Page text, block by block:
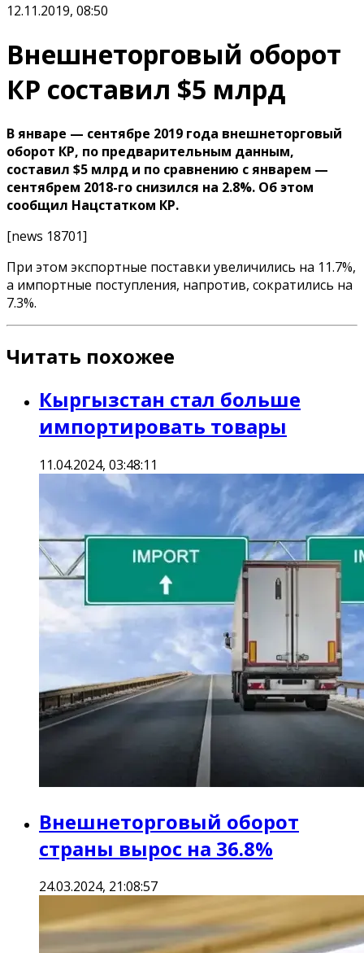
12.11.2019, 08:50
Внешнеторговый оборот
КР составил $5 млрд
В январе — сентябре 2019 года внешнеторговый
оборот КР, по предварительным данным,
составил $5 млрд и по сравнению с январем —
сентябрем 2018-го снизился на 2.8%. Об этом
сообщил Нацстатком КР.
[news 18701]
При этом экспортные поставки увеличились на 11.7%,
а импортные поступления, напротив, сократились на
7.3%.
Читать похожее
Кыргызстан стал больше
импортировать товары
11.04.2024, 03:48:11
Внешнеторговый оборот
страны вырос на 36.8%
24.03.2024, 21:08:57